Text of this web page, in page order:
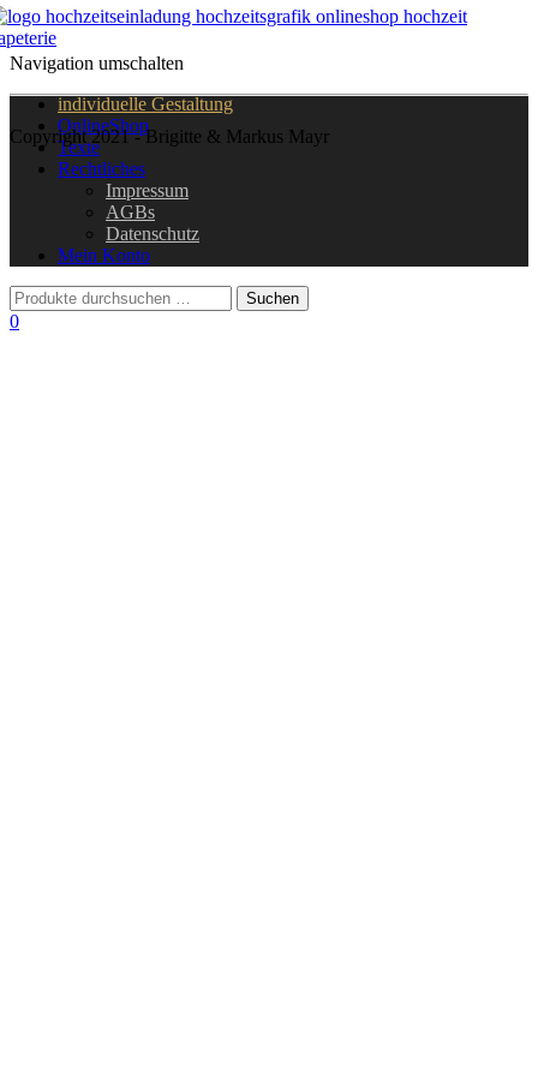
Navigation umschalten
individuelle Gestaltung
OnlineShop
Texte
Rechtliches
Impressum
AGBs
Datenschutz
Mein Konto
0
Copyright 2021 - Brigitte & Markus Mayr